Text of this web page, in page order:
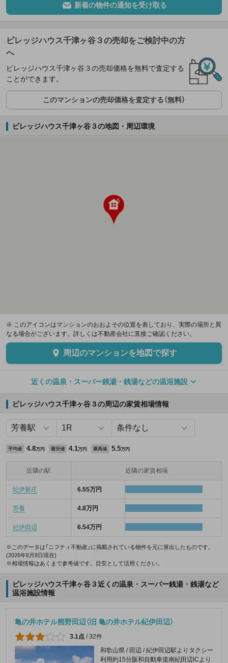
新着の物件の通知を受け取る
ビレッジハウス千津ヶ谷３の売却をご検討中の方
へ
ビレッジハウス千津ヶ谷３の売却価格を無料で査定する
ことができます。
このマンションの売却価格を査定する（無料）
ビレッジハウス千津ヶ谷３の地図・周辺環境
※ このアイコンはマンションのおおよその位置を表しており、実際の場所と異
なる場合がございます。詳しくは不動産会社に直接ご確認ください。
周辺のマンションを地図で探す
近くの温泉・スーパー銭湯・銭湯などの温浴施設
ビレッジハウス千津ヶ谷３の周辺の家賃相場情報
平均値 4.8万円 最安値 4.1万円 最高値 5.5万円
近隣の駅 近隣の家賃相場
紀伊新庄 6.55万円
芳養 4.8万円
紀伊田辺 6.54万円
※このデータは「ニフティ不動産」に掲載されている物件を元に算出したものです。
(2026年8月8日現在)
※相場情報はあくまで参考値です。目安として活用ください。
ビレッジハウス千津ヶ谷３近くの温泉・スーパー銭湯・銭湯など
温浴施設情報
亀の井ホテル熊野田辺（旧 亀の井ホテル紀伊田辺）
3.1点 /32件
和歌山県 / 田辺 / 紀伊田辺駅よりタクシー
利用約15分阪和自動車道南紀田辺ICより